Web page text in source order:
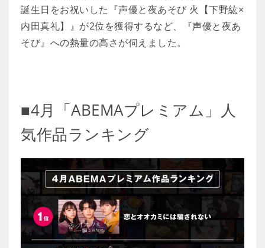
誕生日をお祝いした『声優と夜あそび 火【下野紘×
内田真礼】』が2位を獲得するなど、『声優と夜あ
そび』への熱量の高さが伺えました。
■4月「ABEMAプレミアム」人
気作品ランキング